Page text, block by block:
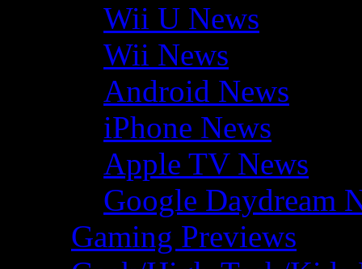
Wii U News
Wii News
Android News
iPhone News
Apple TV News
Google Daydream
Gaming Previews